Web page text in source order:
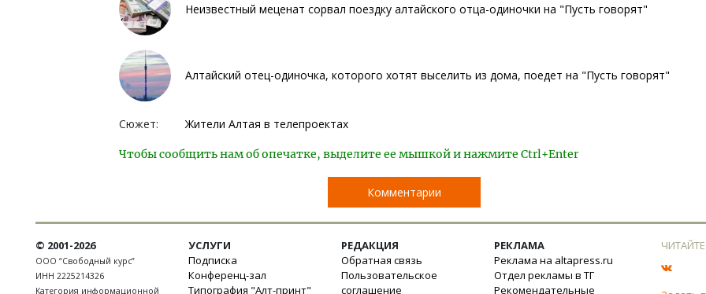
Неизвестный меценат сорвал поездку алтайского отца-одиночки на "Пусть говорят"
Алтайский отец-одиночка, которого хотят выселить из дома, поедет на "Пусть говорят"
Сюжет: Жители Алтая в телепроектах
Чтобы сообщить нам об опечатке, выделите ее мышкой и нажмите Ctrl+Enter
Комментарии
© 2001-2026
ООО “Свободный курс”
ИНН 2225214326
Категория информационной
УСЛУГИ
Подписка
Конференц-зал
Типография "Алт-принт"
РЕДАКЦИЯ
Обратная связь
Пользовательское
соглашение
РЕКЛАМА
Реклама на altapress.ru
Отдел рекламы в ТГ
Рекомендательные